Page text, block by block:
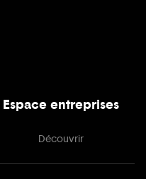
Espace entreprises
Découvrir